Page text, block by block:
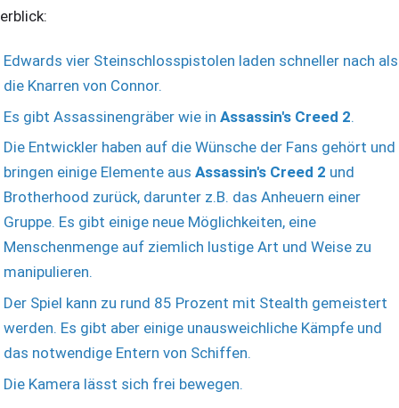
Edwards vier Steinschlosspistolen laden schneller nach als
die Knarren von Connor.
Es gibt Assassinengräber wie in Assassin's Creed 2.
Die Entwickler haben auf die Wünsche der Fans gehört und
bringen einige Elemente aus Assassin's Creed 2 und
Brotherhood zurück, darunter z.B. das Anheuern einer
Gruppe. Es gibt einige neue Möglichkeiten, eine
Menschenmenge auf ziemlich lustige Art und Weise zu
manipulieren.
Der Spiel kann zu rund 85 Prozent mit Stealth gemeistert
werden. Es gibt aber einige unausweichliche Kämpfe und
das notwendige Entern von Schiffen.
Die Kamera lässt sich frei bewegen.